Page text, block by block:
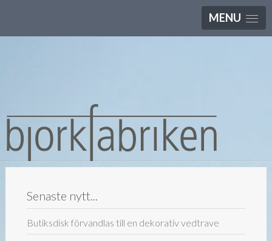
MENU
Senaste nytt...
Butiksdisk förvandlas till en dekorativ vedtrave